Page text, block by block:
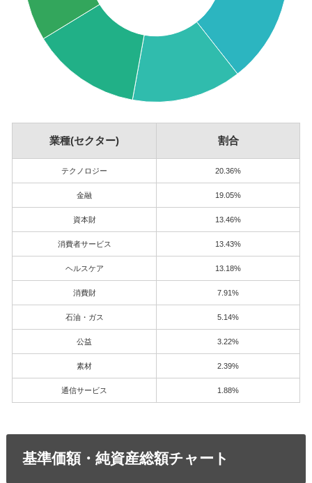
業種(セクター) 割合
テクノロジー 20.36%
金融 19.05%
資本財 13.46%
消費者サービス 13.43%
ヘルスケア 13.18%
消費財 7.91%
石油・ガス 5.14%
公益 3.22%
素材 2.39%
通信サービス 1.88%
基準価額・純資産総額チャート